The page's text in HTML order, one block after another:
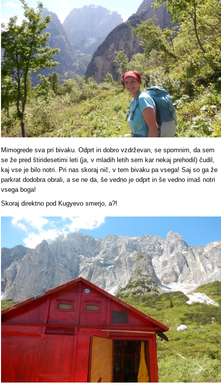
Mimogrede sva pri bivaku. Odprt in dobro vzdrževan, se spomnim, da sem
se že pred štiridesetimi leti (ja, v mladih letih sem kar nekaj prehodil) čudil,
kaj vse je bilo notri. Pri nas skoraj nič, v tem bivaku pa vsega! Saj so ga že
parkrat dodobra obrali, a se ne da, še vedno je odprt in še vedno imaš notri
vsega boga!
Skoraj direktno pod Kugyevo smerjo, a?!